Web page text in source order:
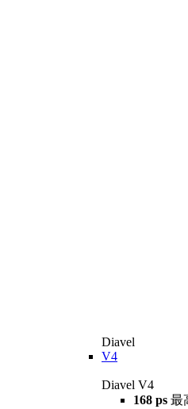
Diavel
V4
Diavel V4
168 ps 最